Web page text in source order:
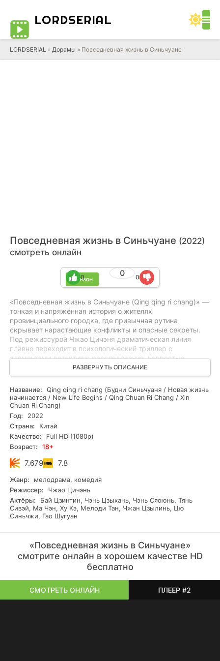
LORDSERIAL
LORDSERIAL » Дорамы » Повседневная жизнь в Синьчуане
Повседневная жизнь в Синьчуане (2022)
смотреть онлайн
1 сезон
0
0 0
«Повседневная жизнь в Синьчуане (Qing qing ri chang)» —
тонкая и напряжённая история о жителях
провинциального городка, где привычная рутина
скрывает нарастающие конфликты и опасные секреты.
Под режиссурой Чжао Цичэня драматическая линия
плавно переходит в психологический триллер с
элементами детектива: расследования, непростые
моральные выборы и непрерывная интрига держат в
напряжении. Сериал показывает, как мелкие события
перерастают в серьёзные противостояния, не раскрывая
ключевых тайн. Подойдёт любителям глубокой драмы,
напряжённых триллеров и запутанных детективных
историй. Смотрите онлайн все серии в хорошем качестве,
бесплатно и в HD — идеальный формат для погружения в
атмосферу Синьчуана.
РАЗВЕРНУТЬ ОПИСАНИЕ
Название:
Qing qing ri chang (Будни Синьчуаня / Новая жизнь
начинается / New Life Begins / Qing Chuan Ri Chang / Xin
Chuan Ri Chang)
Год:
2022
Страна:
Китай
Качество:
Full HD (1080p)
Возраст:
18+
7.679 7.8
Жанр:
мелодрама, комедия
Режиссер:
Чжао Цичэнь
Актёры:
Бай Цзинтин, Чэнь Цзыхань, Чэнь Сяоюнь, Тянь
Сивэй, Ма Чэн, Ху Кэ, Мелоди Тан, Чжан Цзылинь, Цю
Синьчжи, Гао Шугуан
«Повседневная жизнь в Синьчуане»
смотрите онлайн в хорошем качестве HD
бесплатно
СМОТРЕТЬ ОНЛАЙН ПЛЕЕР #2